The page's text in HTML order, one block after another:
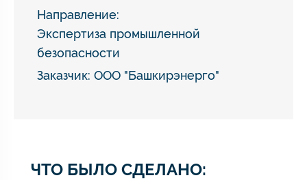
Направление:
Экспертиза промышленной
безопасности
Заказчик: ООО "Башкирэнерго"
ЧТО БЫЛО СДЕЛАНО: